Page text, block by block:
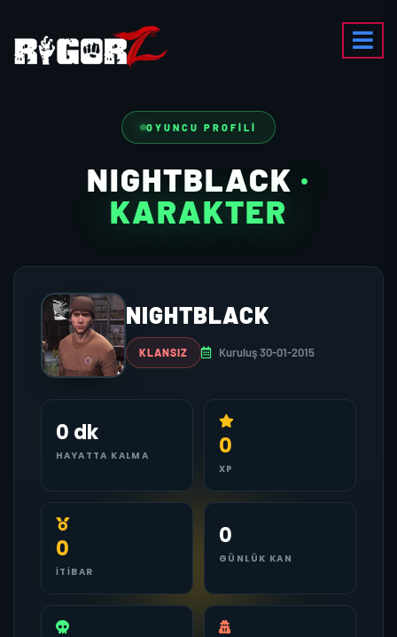
OYUNCU PROFILI
NIGHTBLACK ·
KARAKTER
NIGHTBLACK
KLANSIZ Kuruluş 30-01-2015
0 dk
HAYATTA KALMA 0
XP
0
İTIBAR
0
GÜNLÜK KAN